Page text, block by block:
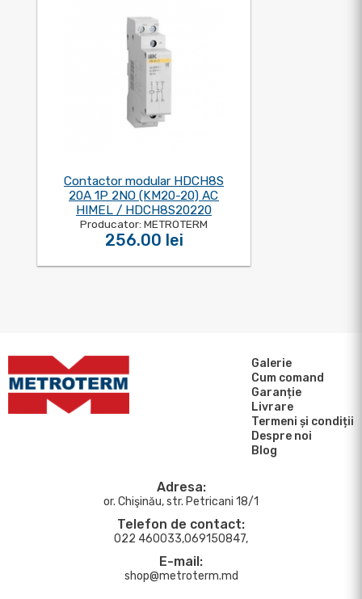
Contactor modular HDCH8S
20A 1P 2NO (KM20-20) AC
HIMEL / HDCH8S20220
Producator: METROTERM
256.00 lei
Galerie
Cum comand
Garanție
Livrare
Termeni și condiții
Despre noi
Blog
Adresa:
or. Chişinău, str. Petricani 18/1
Telefon de contact:
022 460033,069150847,
E-mail:
shop@metroterm.md